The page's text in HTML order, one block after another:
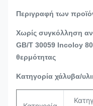
Περιγραφή των
Χωρίς συγκόλληση
GB/T 30059 Incoloy
θερμότητας
Κατηγορία χάλυβα/